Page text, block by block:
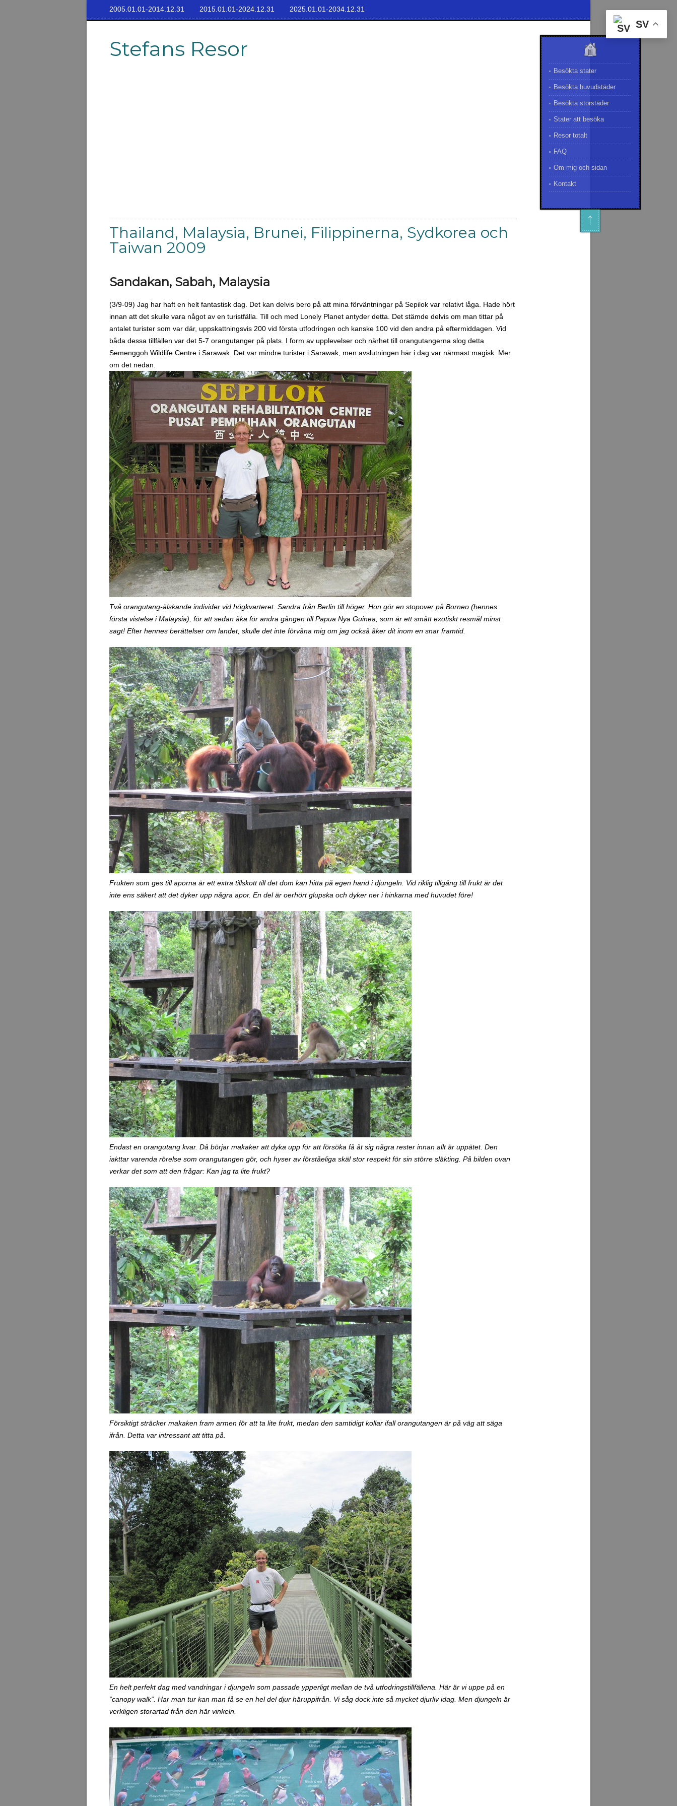
2005.01.01-2014.12.31 2015.01.01-2024.12.31 2025.01.01-2034.12.31
Stefans Resor
Besökta stater
Besökta huvudstäder
Besökta storstäder
Stater att besöka
Resor totalt
FAQ
Om mig och sidan
Kontakt
Thailand, Malaysia, Brunei, Filippinerna, Sydkorea och
Taiwan 2009
Sandakan, Sabah, Malaysia
(3/9-09) Jag har haft en helt fantastisk dag. Det kan delvis bero på att mina förväntningar på Sepilok var relativt låga. Hade hört
innan att det skulle vara något av en turistfälla. Till och med Lonely Planet antyder detta. Det stämde delvis om man tittar på
antalet turister som var där, uppskattningsvis 200 vid första utfodringen och kanske 100 vid den andra på eftermiddagen. Vid
båda dessa tillfällen var det 5-7 orangutanger på plats. I form av upplevelser och närhet till orangutangerna slog detta
Semenggoh Wildlife Centre i Sarawak. Det var mindre turister i Sarawak, men avslutningen här i dag var närmast magisk. Mer
om det nedan.
Två orangutang-älskande individer vid högkvarteret. Sandra från Berlin till höger. Hon gör en stopover på Borneo (hennes
första vistelse i Malaysia), för att sedan åka för andra gången till Papua Nya Guinea, som är ett smått exotiskt resmål minst
sagt! Efter hennes berättelser om landet, skulle det inte förvåna mig om jag också åker dit inom en snar framtid.
Frukten som ges till aporna är ett extra tillskott till det dom kan hitta på egen hand i djungeln. Vid riklig tillgång till frukt är det
inte ens säkert att det dyker upp några apor. En del är oerhört glupska och dyker ner i hinkarna med huvudet före!
Endast en orangutang kvar. Då börjar makaker att dyka upp för att försöka få åt sig några rester innan allt är uppätet. Den
iakttar varenda rörelse som orangutangen gör, och hyser av förståeliga skäl stor respekt för sin större släkting. På bilden ovan
verkar det som att den frågar: Kan jag ta lite frukt?
Försiktigt sträcker makaken fram armen för att ta lite frukt, medan den samtidigt kollar ifall orangutangen är på väg att säga
ifrån. Detta var intressant att titta på.
En helt perfekt dag med vandringar i djungeln som passade ypperligt mellan de två utfodringstillfällena. Här är vi uppe på en
”canopy walk”. Har man tur kan man få se en hel del djur häruppifrån. Vi såg dock inte så mycket djurliv idag. Men djungeln är
verkligen storartad från den här vinkeln.
SV